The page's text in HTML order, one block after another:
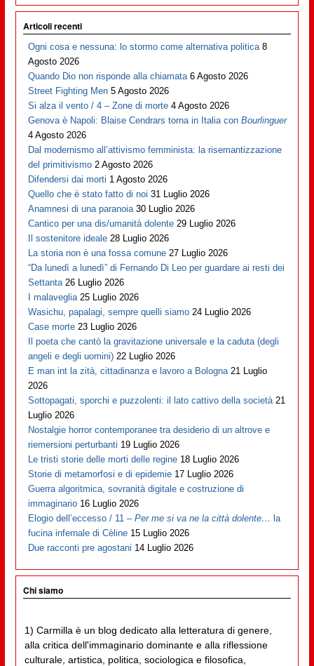
Articoli recenti
Ogni cosa e nessuna: lo stormo come alternativa politica 8
Agosto 2026
Quando Dio non risponde alla chiamata 6 Agosto 2026
Street Fighting Men 5 Agosto 2026
Si alza il vento / 4 – Zone di morte 4 Agosto 2026
Genova è Napoli: Blaise Cendrars torna in Italia conBourlinguer
4 Agosto 2026
Dal modernismo all’attivismo femminista: la risemantizzazione
del primitivismo 2 Agosto 2026
Difendersi dai morti 1 Agosto 2026
Quello che è stato fatto di noi 31 Luglio 2026
Anamnesi di una paranoia 30 Luglio 2026
Cantico per una dis/umanità dolente 29 Luglio 2026
Il sostenitore ideale 28 Luglio 2026
La storia non è una fossa comune 27 Luglio 2026
“Da lunedì a lunedì” di Fernando Di Leo per guardare ai resti dei
Settanta 26 Luglio 2026
I malaveglia 25 Luglio 2026
Wasichu, papalagi, sempre quelli siamo 24 Luglio 2026
Case morte 23 Luglio 2026
Il poeta che cantò la gravitazione universale e la caduta (degli
angeli e degli uomini) 22 Luglio 2026
E man int la zità, cittadinanza e lavoro a Bologna 21 Luglio
2026
Sottopagati, sporchi e puzzolenti: il lato cattivo della società 21
Luglio 2026
Nostalgie horror contemporanee tra desiderio di un altrove e
riemersioni perturbanti 19 Luglio 2026
Le tristi storie delle morti delle regine 18 Luglio 2026
Storie di metamorfosi e di epidemie 17 Luglio 2026
Guerra algoritmica, sovranità digitale e costruzione di
immaginario 16 Luglio 2026
Elogio dell’eccesso / 11 –Per me si va ne la città dolente… la
fucina infernale di Cèline 15 Luglio 2026
Due racconti pre agostani 14 Luglio 2026
Chi siamo
1) Carmilla è un blog dedicato alla letteratura di genere,
alla critica dell'immaginario dominante e alla riflessione
culturale, artistica, politica, sociologica e filosofica,